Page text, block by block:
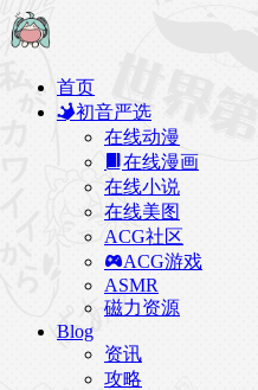
首页
初音严选
在线动漫
在线漫画
在线小说
在线美图
ACG社区
ACG游戏
ASMR
磁力资源
Blog
资讯
攻略